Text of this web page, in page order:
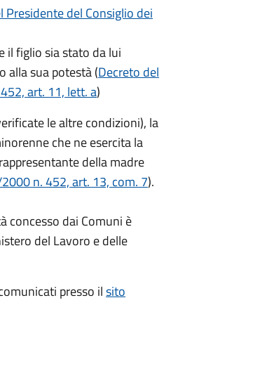
Presidente del Consiglio dei
il figlio sia stato da lui
alla sua potestà (Decreto del
art. 11, lett. a)
le altre condizioni), la
che ne esercita la
della madre
n. 452, art. 13, com. 7).
concesso dai Comuni è
del Lavoro e delle
presso ilsito